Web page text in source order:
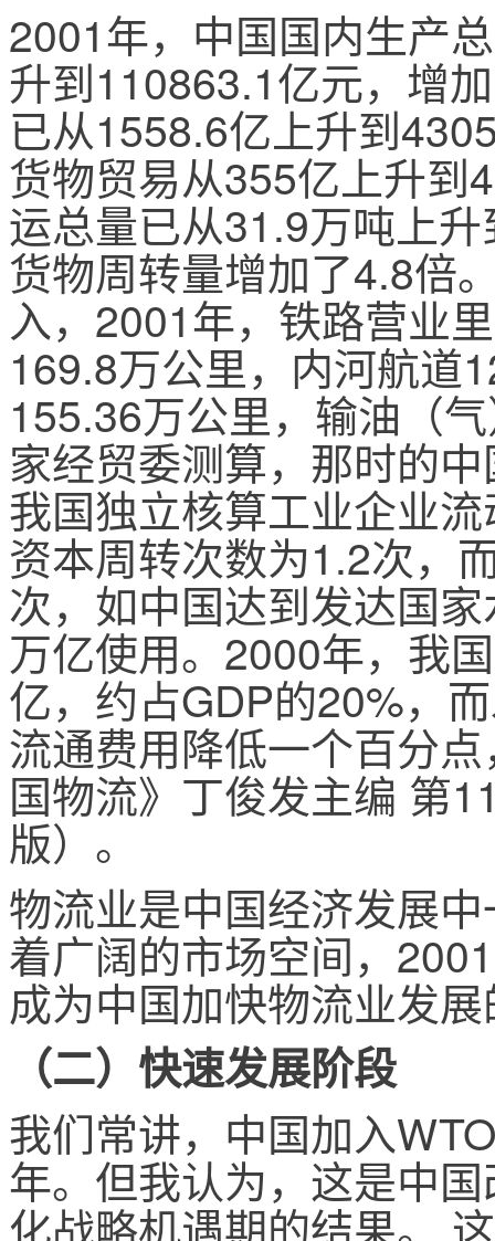
2001年，中国国内生产
升到110863.1亿元，增
已从1558.6亿上升到
货物贸易从355亿上升到
运总量已从31.9万吨上
货物周转量增加了4.8倍
入，2001年，铁路营业
169.8万公里，内河航道
155.36万公里，输油（
家经贸委测算，那时的
我国独立核算工业企业
资本周转次数为1.2次，
次，如中国达到发达国
万亿使用。2000年，我
亿，约占GDP的20%，
流通费用降低一个百分
国物流》丁俊发主编 第
版）。
物流业是中国经济发展
着广阔的市场空间，
成为中国加快物流业发
（二）快速发展阶段
我们常讲，中国加入
年。但我认为，这是中
化战略机遇期的结果。